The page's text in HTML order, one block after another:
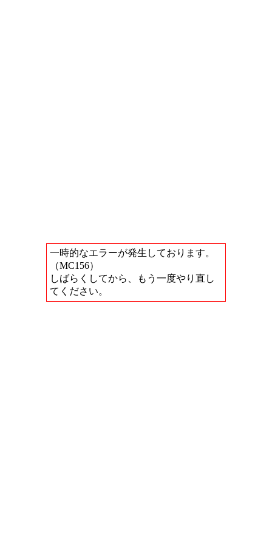
一時的なエラーが発生しております。
（MC156）
しばらくしてから、もう一度やり直し
てください。